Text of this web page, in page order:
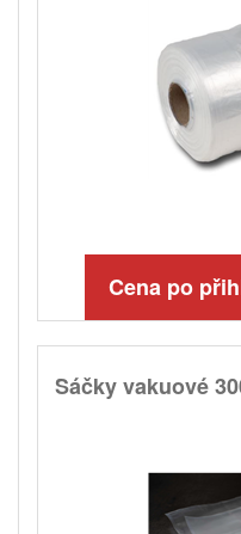
Cena po
Sáčky vakuové